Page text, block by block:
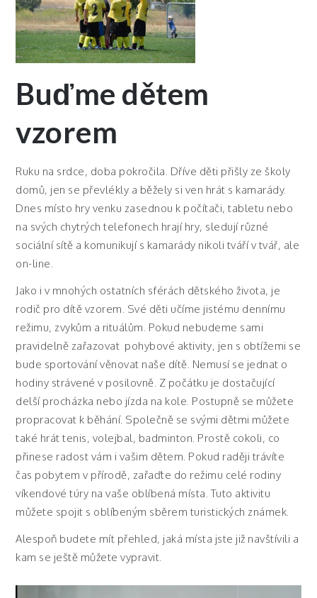
Buďme dětem
vzorem
Ruku na srdce, doba pokročila. Dříve děti přišly ze školy
domů, jen se převlékly a běžely si ven hrát s kamarády.
Dnes místo hry venku zasednou k počítači, tabletu nebo
na svých chytrých telefonech hrají hry, sledují různé
sociální sítě a komunikují s kamarády nikoli tváří v tvář, ale
on-line.
Jako i v mnohých ostatních sférách dětského života, je
rodič pro dítě vzorem. Své děti učíme jistému dennímu
režimu, zvykům a rituálům. Pokud nebudeme sami
pravidelně zařazovat pohybové aktivity, jen s obtížemi se
bude sportování věnovat naše dítě. Nemusí se jednat o
hodiny strávené v posilovně. Z počátku je dostačující
delší procházka nebo jízda na kole. Postupně se můžete
propracovat k běhání. Společně se svými dětmi můžete
také hrát tenis, volejbal, badminton. Prostě cokoli, co
přinese radost vám i vašim dětem. Pokud raději trávíte
čas pobytem v přírodě, zařaďte do režimu celé rodiny
víkendové túry na vaše oblíbená místa. Tuto aktivitu
můžete spojit s oblíbeným sběrem turistických známek.
Alespoň budete mít přehled, jaká místa jste již navštívili a
kam se ještě můžete vypravit.